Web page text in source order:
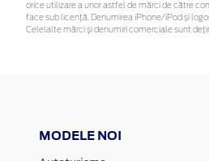
orice utilizare a unor astfel de mărci de către
face sub licență. Denumirea iPhone/iPod și
Celelalte mărci și denumiri comerciale sunt
MODELE NOI